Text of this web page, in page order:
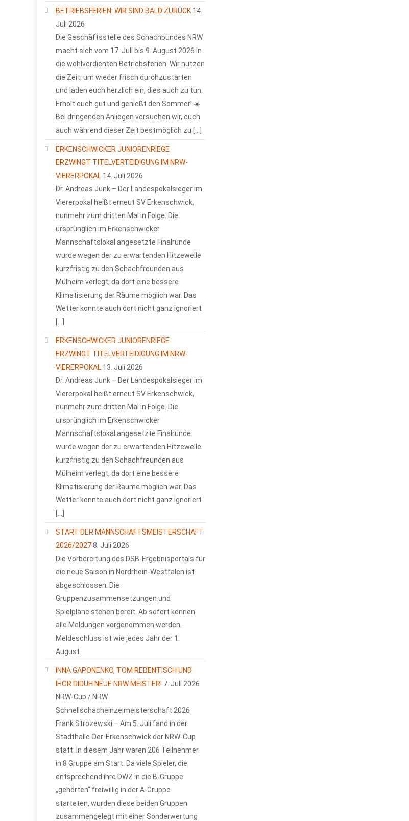
BETRIEBSFERIEN: WIR SIND BALD ZURÜCK 14.
Juli 2026
Die Geschäftsstelle des Schachbundes NRW
macht sich vom 17. Juli bis 9. August 2026 in
die wohlverdienten Betriebsferien. Wir nutzen
die Zeit, um wieder frisch durchzustarten
und laden euch herzlich ein, dies auch zu tun.
Erholt euch gut und genießt den Sommer! ☀️
Bei dringenden Anliegen versuchen wir, euch
auch während dieser Zeit bestmöglich zu […]
ERKENSCHWICKER JUNIORENRIEGE
ERZWINGT TITELVERTEIDIGUNG IM NRW-
VIERERPOKAL 14. Juli 2026
Dr. Andreas Junk – Der Landespokalsieger im
Viererpokal heißt erneut SV Erkenschwick,
nunmehr zum dritten Mal in Folge. Die
ursprünglich im Erkenschwicker
Mannschaftslokal angesetzte Finalrunde
wurde wegen der zu erwartenden Hitzewelle
kurzfristig zu den Schachfreunden aus
Mülheim verlegt, da dort eine bessere
Klimatisierung der Räume möglich war. Das
Wetter konnte auch dort nicht ganz ignoriert
[…]
ERKENSCHWICKER JUNIORENRIEGE
ERZWINGT TITELVERTEIDIGUNG IM NRW-
VIERERPOKAL 13. Juli 2026
Dr. Andreas Junk – Der Landespokalsieger im
Viererpokal heißt erneut SV Erkenschwick,
nunmehr zum dritten Mal in Folge. Die
ursprünglich im Erkenschwicker
Mannschaftslokal angesetzte Finalrunde
wurde wegen der zu erwartenden Hitzewelle
kurzfristig zu den Schachfreunden aus
Mülheim verlegt, da dort eine bessere
Klimatisierung der Räume möglich war. Das
Wetter konnte auch dort nicht ganz ignoriert
[…]
START DER MANNSCHAFTSMEISTERSCHAFT
2026/20278. Juli 2026
Die Vorbereitung des DSB-Ergebnisportals für
die neue Saison in Nordrhein-Westfalen ist
abgeschlossen. Die
Gruppenzusammensetzungen und
Spielpläne stehen bereit. Ab sofort können
alle Meldungen vorgenommen werden.
Meldeschluss ist wie jedes Jahr der 1.
August.
INNA GAPONENKO, TOM REBENTISCH UND
IHOR DIDUH NEUE NRW MEISTER! 7. Juli 2026
NRW-Cup / NRW
Schnellschacheinzelmeisterschaft 2026
Frank Strozewski – Am 5. Juli fand in der
Stadthalle Oer-Erkenschwick der NRW-Cup
statt. In diesem Jahr waren 206 Teilnehmer
in 8 Gruppe am Start. Da viele Spieler, die
entsprechend ihre DWZ in die B-Gruppe
„gehörten“ freiwillig in der A-Gruppe
starteten, wurden diese beiden Gruppen
zusammengelegt mit einer Sonderwertung